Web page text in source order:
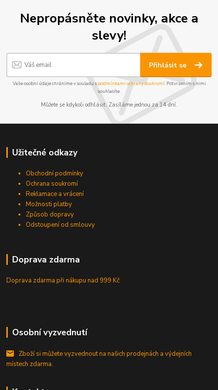
Nepropásněte novinky, akce a
slevy!
Přihlásit se
Vaše osobní údaje chráníme v souladu s podmínkami ochrany soukromí. Potvrzením s nimi
souhlasíte.
Můžete se kdykoli odhlásit. Zasíláme jednou za 14 dní.
Užitečné odkazy
Obchodní podmínky
Ochrana soukromí
Reklamace a vrácení
Možnosti platby
Způsob dopravy
Odstoupení od smlouvy
Doprava zdarma
Doprava zdarma při nákupunad 999 Kč
Osobní vyzvednutí
Zboží si můžete vyzvednout na našich prodejnách a výdejních
místech zdarma.